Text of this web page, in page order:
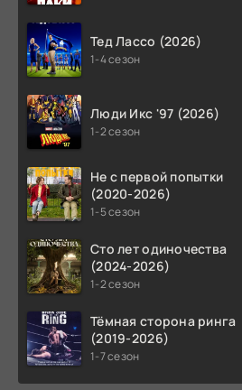
Тед Лассо (2026)
1-4 сезон
Люди Икс '97 (2026)
1-2 сезон
Не с первой попытки
(2020-2026)
1-5 сезон
Сто лет одиночества
(2024-2026)
1-2 сезон
Тёмная сторона ринга
(2019-2026)
1-7 сезон